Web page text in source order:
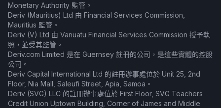
Monetary Authority 監管。
Deriv (Mauritius) Ltd 由 Financial Services Commission,
Mauritius 監管。
Deriv (V) Ltd 由 Vanuatu Financial Services Commission 授予執
照，並受其監管。
Deriv.com Limited 是在 Guernsey 註冊的公司，是這些實體的控股
公司。
Deriv Capital International Ltd 的註冊辦事處位於 Unit 25, 2nd
Floor, Nia Mall, Saleufi Street, Apia, Samoa。
Deriv (SVG) LLC 的註冊辦事處位於 First Floor, SVG Teachers
Credit Union Uptown Building, Corner of James and Middle